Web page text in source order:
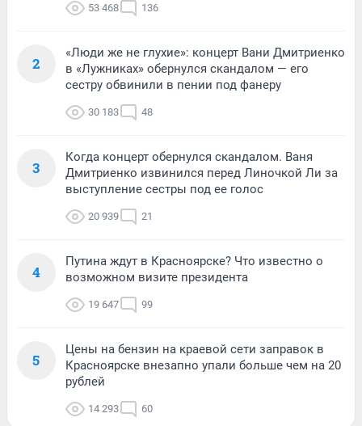
53 468 136
2
«Люди же не глухие»: концерт Вани Дмитриенко
в «Лужниках» обернулся скандалом — его
сестру обвинили в пении под фанеру
30 183 48
3
Когда концерт обернулся скандалом. Ваня
Дмитриенко извинился перед Линочкой Ли за
выступление сестры под ее голос
20 939 21
4
Путина ждут в Красноярске? Что известно о
возможном визите президента
19 647 99
5
Цены на бензин на краевой сети заправок в
Красноярске внезапно упали больше чем на 20
рублей
14 293 60